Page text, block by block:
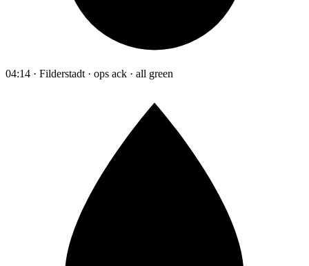
04:14 · Filderstadt · ops ack · all green